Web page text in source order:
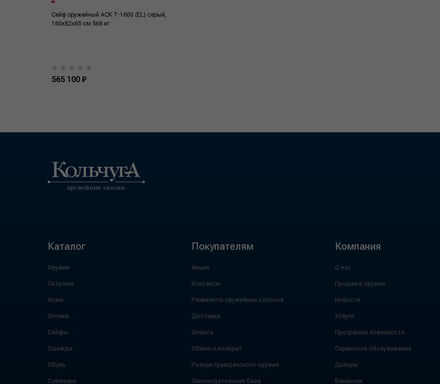
Сейф оружейный ACK T-1600 (EL) серый,
160x82x65 см 566 кг
565 100 ₽
Каталог
Оружие
Патроны
Ножи
Оптика
Сейфы
Одежда
Обувь
Сувениры
Покупателям
Акции
Контакты
Реквизиты оружейных салонов
Доставка
Оплата
Обмен и возврат
Резерв гражданского оружия
Законодательная база
Компания
О нас
Продажа оружия
Новости
Услуги
Программа лояльности
Сервисное обслуживание
Дилеры
Вакансии